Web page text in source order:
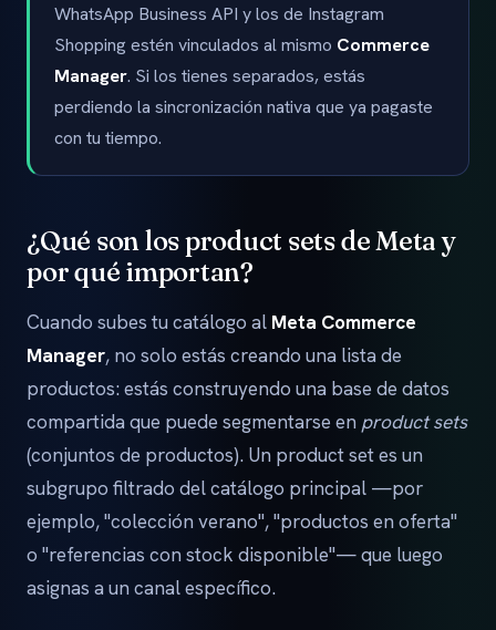
WhatsApp Business API y los de Instagram
Shopping estén vinculados al mismo Commerce
Manager. Si los tienes separados, estás
perdiendo la sincronización nativa que ya pagaste
con tu tiempo.
¿Qué son los product sets de Meta y
por qué importan?
Cuando subes tu catálogo al Meta Commerce
Manager, no solo estás creando una lista de
productos: estás construyendo una base de datos
compartida que puede segmentarse en product sets
(conjuntos de productos). Un product set es un
subgrupo filtrado del catálogo principal —por
ejemplo, "colección verano", "productos en oferta"
o "referencias con stock disponible"— que luego
asignas a un canal específico.